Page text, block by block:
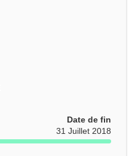
Date de fin
31 Juillet 2018